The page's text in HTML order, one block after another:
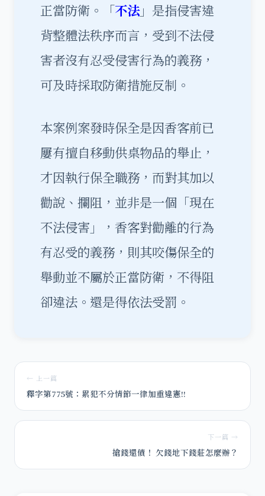
正當防衛。「不法」是指侵害違
背整體法秩序而言，受到不法侵
害者沒有忍受侵害行為的義務，
可及時採取防衛措施反制。
本案例案發時保全是因香客前已
屢有擅自移動供桌物品的舉止，
才因執行保全職務，而對其加以
勸說、攔阻，並非是一個「現在
不法侵害」，香客對勸離的行為
有忍受的義務，則其咬傷保全的
舉動並不屬於正當防衛，不得阻
卻違法。還是得依法受罰。
← 上一篇
釋字第775號：累犯不分情節一律加重違憲!!
下一篇 →
搶錢還債！ 欠錢地下錢莊怎麼辦？